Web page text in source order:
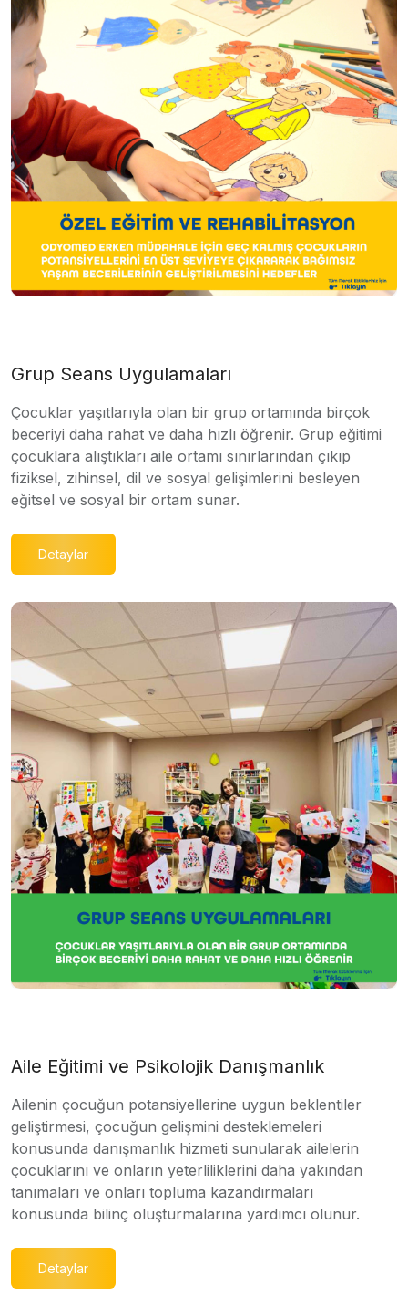
Grup Seans Uygulamaları
Çocuklar yaşıtlarıyla olan bir grup ortamında birçok
beceriyi daha rahat ve daha hızlı öğrenir. Grup eğitimi
çocuklara alıştıkları aile ortamı sınırlarından çıkıp
fiziksel, zihinsel, dil ve sosyal gelişimlerini besleyen
eğitsel ve sosyal bir ortam sunar.
Detaylar
Aile Eğitimi ve Psikolojik Danışmanlık
Ailenin çocuğun potansiyellerine uygun beklentiler
geliştirmesi, çocuğun gelişmini desteklemeleri
konusunda danışmanlık hizmeti sunularak ailelerin
çocuklarını ve onların yeterliliklerini daha yakından
tanımaları ve onları topluma kazandırmaları
konusunda bilinç oluşturmalarına yardımcı olunur.
Detaylar